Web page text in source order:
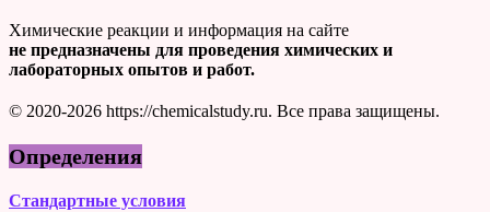
Химические реакции и информация на сайте
не предназначены для проведения химических и
лабораторных опытов и работ.
© 2020-2026 https://chemicalstudy.ru. Все права защищены.
Определения
Стандартные условия